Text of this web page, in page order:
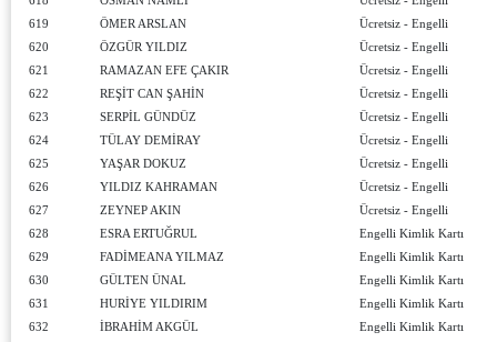
619
ÖMER ARSLAN
Ücretsiz - Engelli
620
ÖZGÜR YILDIZ
Ücretsiz - Engelli
621
RAMAZAN EFE ÇAKIR
Ücretsiz - Engelli
622
REŞİT CAN ŞAHİN
Ücretsiz - Engelli
623
SERPİL GÜNDÜZ
Ücretsiz - Engelli
624
TÜLAY DEMİRAY
Ücretsiz - Engelli
625
YAŞAR DOKUZ
Ücretsiz - Engelli
626
YILDIZ KAHRAMAN
Ücretsiz - Engelli
627
ZEYNEP AKIN
Ücretsiz - Engelli
628
ESRA ERTUĞRUL
Engelli Kimlik Kartı
629
FADİMEANA YILMAZ
Engelli Kimlik Kartı
630
GÜLTEN ÜNAL
Engelli Kimlik Kartı
631
HURİYE YILDIRIM
Engelli Kimlik Kartı
632
İBRAHİM AKGÜL
Engelli Kimlik Kartı